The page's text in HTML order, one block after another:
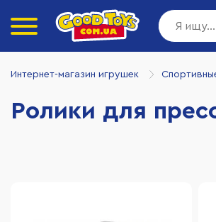
Интернет-магазин игрушек
Ролики для